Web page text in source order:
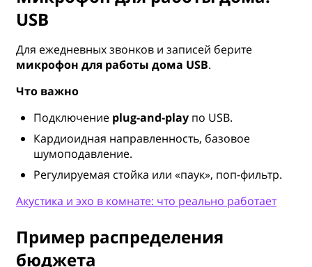
USB
Для ежедневных звонков и записей берите
микрофон для работы дома USB.
Что важно
Подключение plug-and-play по USB.
Кардиоидная направленность, базовое
шумоподавление.
Регулируемая стойка или «паук», поп-фильтр.
Акустика и эхо в комнате: что реально работает
Пример распределения
бюджета